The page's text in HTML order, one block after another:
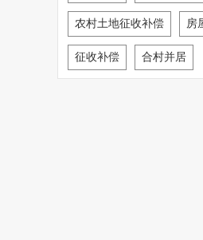
农村土地征收补偿 房
征收补偿 合村并居